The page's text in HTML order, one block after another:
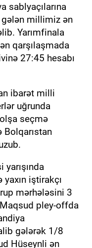
sablyaçılarına
millimiz ən
Yarımfinala
qarşılaşmada
27:45 hesabı
ibarət milli
uğrunda
seçmə
yarışında
iştirakçı
mərhələsini 3
pley-offda
gələrək 1/8
Hüseynli ən